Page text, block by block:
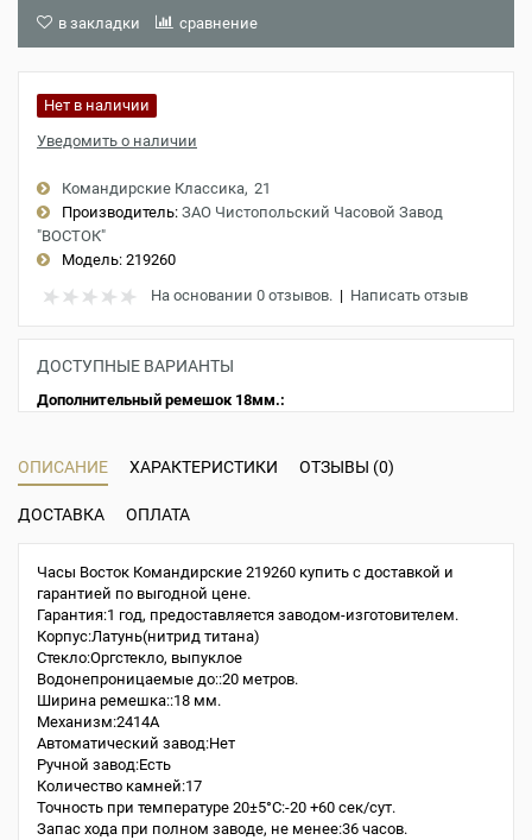
в закладки сравнение
Нет в наличии
Уведомить о наличии
Командирские Классика 21
Производитель: ЗАО Чистопольский Часовой Завод
"ВОСТОК"
Модель: 219260
На основании 0 отзывов. | Написать отзыв
ДОСТУПНЫЕ ВАРИАНТЫ
Дополнительный ремешок 18мм.:
ОПИСАНИЕ ХАРАКТЕРИСТИКИ ОТЗЫВЫ (0)
ДОСТАВКА ОПЛАТА
Часы Восток Командирские 219260 купить с доставкой и
гарантией по выгодной цене.
Гарантия:1 год, предоставляется заводом-изготовителем.
Корпус:Латунь(нитрид титана)
Стекло:Оргстекло, выпуклое
Водонепроницаемые до::20 метров.
Ширина ремешка::18 мм.
Механизм:2414A
Автоматический завод:Нет
Ручной завод:Есть
Количество камней:17
Точность при температуре 20±5°С:-20 +60 сек/сут.
Запас хода при полном заводе, не менее:36 часов.